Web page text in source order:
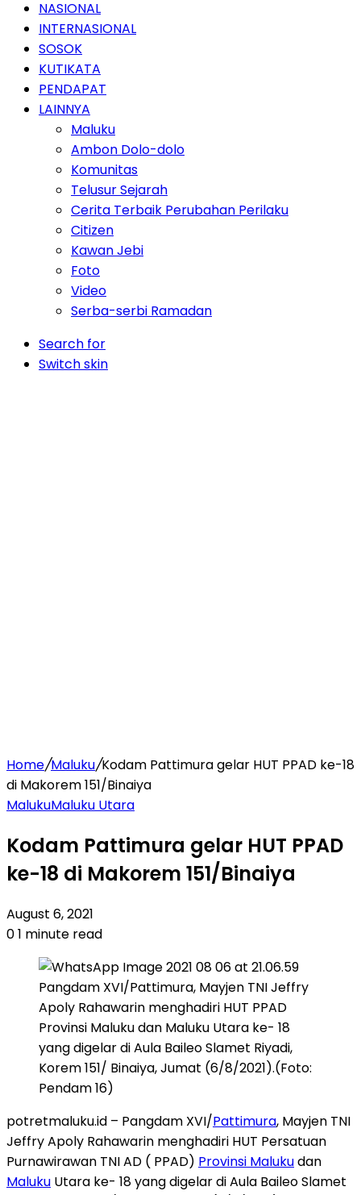
NASIONAL
INTERNASIONAL
SOSOK
KUTIKATA
PENDAPAT
LAINNYA
Maluku
Ambon Dolo-dolo
Komunitas
Telusur Sejarah
Cerita Terbaik Perubahan Perilaku
Citizen
Kawan Jebi
Foto
Video
Serba-serbi Ramadan
Search for
Switch skin
Home/Maluku/Kodam Pattimura gelar HUT PPAD ke-18
di Makorem 151/Binaiya
MalukuMaluku Utara
Kodam Pattimura gelar HUT PPAD
ke-18 di Makorem 151/Binaiya
August 6, 2021
01 minute read
Pangdam XVI/Pattimura, Mayjen TNI Jeffry
Apoly Rahawarin menghadiri HUT PPAD
Provinsi Maluku dan Maluku Utara ke- 18
yang digelar di Aula Baileo Slamet Riyadi,
Korem 151/ Binaiya, Jumat (6/8/2021).(Foto:
Pendam 16)
potretmaluku.id – Pangdam XVI/Pattimura, Mayjen TNI
Jeffry Apoly Rahawarin menghadiri HUT Persatuan
Purnawirawan TNI AD ( PPAD) Provinsi Malukudan
Maluku Utara ke- 18 yang digelar di Aula Baileo Slamet